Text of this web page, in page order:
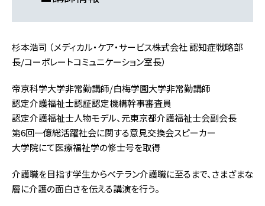
杉本浩司 （メディカル・ケア・サービス株式会社 認知症戦略部
長/コーポレートコミュニケーション室長）
帝京科学大学非常勤講師/白梅学園大学非常勤講師
認定介護福祉士認証認定機構幹事審査員
認定介護福祉士人物モデル、元東京都介護福祉士会副会長
第6回一億総活躍社会に関する意見交換会スピーカー
大学院にて医療福祉学の修士号を取得
介護職を目指す学生からベテラン介護職に至るまで、さまざまな
層に介護の面白さを伝える講演を行う。